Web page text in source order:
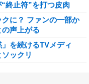
終止符”を打つ皮肉
クに？ ファンの一部か
声上がる
を続けるTVメディ
ックリ